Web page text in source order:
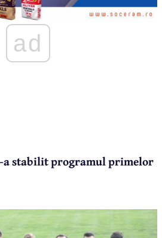
ad
a stabilit programul primelor